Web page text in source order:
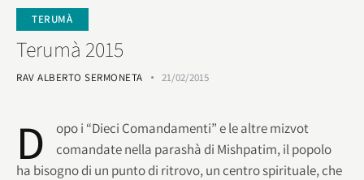
TERUMÀ
Terumà 2015
RAV ALBERTO SERMONETA 21/02/2015
D
opo i “Dieci Comandamenti” e le altre mizvot
comandate nella parashà di Mishpatim, il popolo
ha bisogno di un punto di ritrovo, un centro spirituale, che